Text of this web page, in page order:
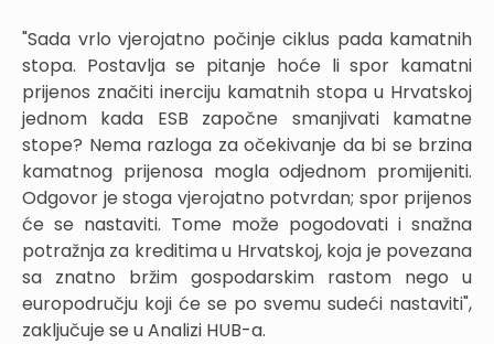
"Sada vrlo vjerojatno počinje ciklus pada kamatnih
stopa. Postavlja se pitanje hoće li spor kamatni
prijenos značiti inerciju kamatnih stopa u Hrvatskoj
jednom kada ESB započne smanjivati kamatne
stope? Nema razloga za očekivanje da bi se brzina
kamatnog prijenosa mogla odjednom promijeniti.
Odgovor je stoga vjerojatno potvrdan; spor prijenos
će se nastaviti. Tome može pogodovati i snažna
potražnja za kreditima u Hrvatskoj, koja je povezana
sa znatno bržim gospodarskim rastom nego u
europodručju koji će se po svemu sudeći nastaviti",
zaključuje se u Analizi HUB-a.